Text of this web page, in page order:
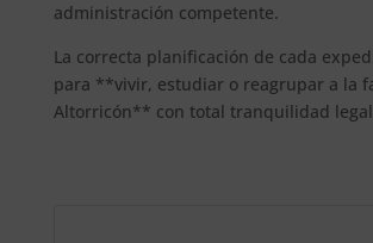
administración competente.
La correcta planificación de cada
para **vivir, estudiar o reagrupar a la
Altorricón** con total tranquilidad